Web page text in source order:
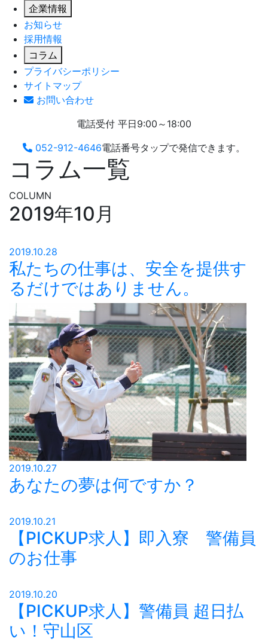
企業情報
お知らせ
採用情報
コラム
プライバシーポリシー
サイトマップ
お問い合わせ
電話受付 平日9:00～18:00
052-912-4646電話番号タップで発信できます。
コラム一覧
COLUMN
2019年10月
2019.10.28
私たちの仕事は、安全を提供す
るだけではありません。
2019.10.27
あなたの夢は何ですか？
2019.10.21
【PICKUP求人】即入寮 警備員
のお仕事
2019.10.20
【PICKUP求人】警備員 超日払
い！守山区